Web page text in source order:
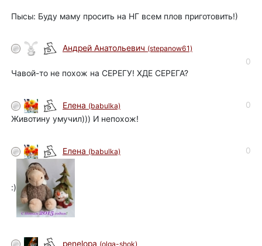
Пысы: Буду маму просить на НГ всем плов приготовить!)
Андрей Анатольевич (stepanow61)
0
Чавой-то не похож на СЕРЕГУ! ХДЕ СЕРЕГА?
Елена (babulka)
0
Животину умучил))) И непохож!
Елена (babulka) 0
:)
penelopa (olga-shok)